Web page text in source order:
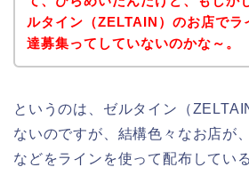
ルタイン（ZELTAIN）のお店でラ
達募集ってしていないのかな～。
というのは、ゼルタイン（
ないのですが、結構色々なお店が
などをラインを使って配布してい